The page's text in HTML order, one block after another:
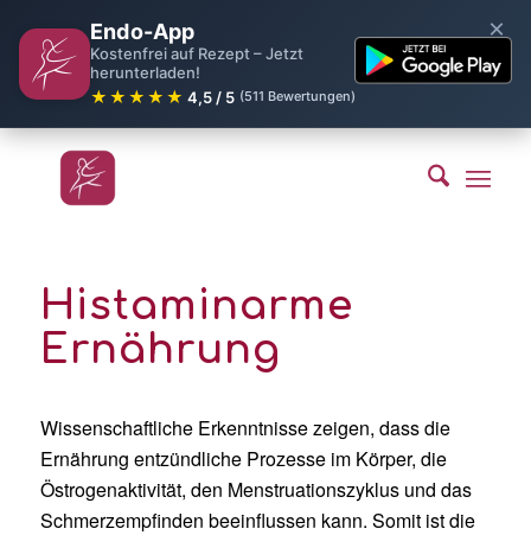
Endo-App
Kostenfrei auf Rezept – Jetzt
herunterladen!
★★★★★ 4,5 / 5 (511 Bewertungen)
×
Histaminarme
Ernährung
Wissenschaftliche Erkenntnisse zeigen, dass die
Ernährung entzündliche Prozesse im Körper, die
Östrogenaktivität, den Menstruationszyklus und das
Schmerzempfinden beeinflussen kann. Somit ist die